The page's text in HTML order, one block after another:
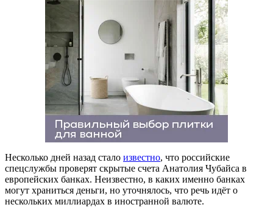
Несколько дней назад стало известно, что российские
спецслужбы проверят скрытые счета Анатолия Чубайса в
европейских банках. Неизвестно, в каких именно банках
могут храниться деньги, но уточнялось, что речь идёт о
нескольких миллиардах в иностранной валюте.